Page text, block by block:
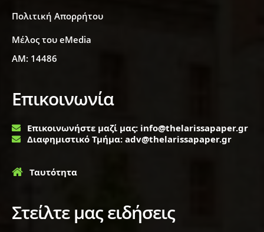
Πολιτική Απορρήτου
Μέλος του eMedia
ΑΜ: 14486
Επικοινωνία
Επικοινωνήστε μαζί μας: info@thelarissapaper.gr
Διαφημιστικό Τμήμα: adv@thelarissapaper.gr
Ταυτότητα
Στείλτε μας ειδήσεις